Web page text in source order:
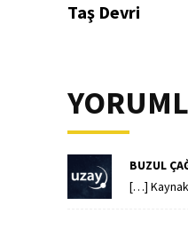
Taş Devri
BUZUL
[…]